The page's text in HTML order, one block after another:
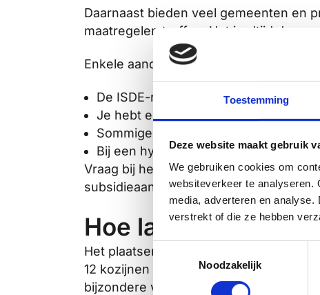
Toestemming
Deze website maakt gebruik
We gebruiken cookies om
websiteverkeer te analyseren.
media, adverteren en
verstrekt of die ze hebben
Toestemmingsselectie
Noodzakelijk
Daarnaast bieden veel gemeenten en
maatregelen treffen. Het is altijd de
Enkele aandachtspunten:
De ISDE-regeling geldt voor
Je hebt een erkend installatiebedrijf
Sommige energieleveranciers
Bij een hypotheek kun je
Vraag bij het aanvragen van een
subsidieaanvragen.
Hoe lang duurt het
Het plaatsen van alle kunststof
12 kozijnen werkt een ervaren
bijzondere vormen of moeilijk